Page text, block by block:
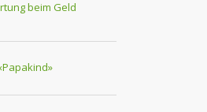
beim Geld